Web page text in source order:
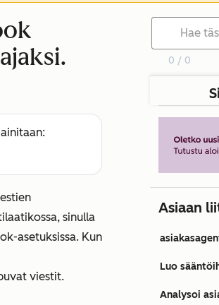
sinulla
asetuksissa. Kun
viestit.
0 / 0
Asiaan
Luo
Analysoi